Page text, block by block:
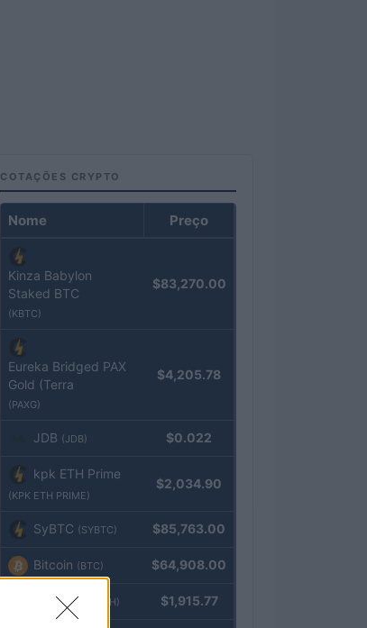
COTAÇÕES CRYPTO
Nome Preço
Kinza Babylon
Staked BTC
(KBTC)
$83,270.00
Eureka Bridged PAX
Gold (Terra
(PAXG)
$4,205.78
JDB (JDB) $0.022
kpk ETH Prime
(KPK ETH PRIME)
$2,034.90
SyBTC (SYBTC) $85,763.00
Bitcoin (BTC) $64,908.00
Ethereum (ETH) $1,915.77